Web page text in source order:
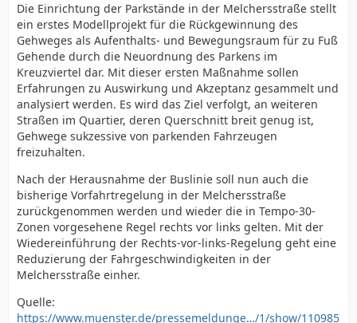
Die Einrichtung der Parkstände in der Melchersstraße stellt
ein erstes Modellprojekt für die Rückgewinnung des
Gehweges als Aufenthalts- und Bewegungsraum für zu Fuß
Gehende durch die Neuordnung des Parkens im
Kreuzviertel dar. Mit dieser ersten Maßnahme sollen
Erfahrungen zu Auswirkung und Akzeptanz gesammelt und
analysiert werden. Es wird das Ziel verfolgt, an weiteren
Straßen im Quartier, deren Querschnitt breit genug ist,
Gehwege sukzessive von parkenden Fahrzeugen
freizuhalten.
Nach der Herausnahme der Buslinie soll nun auch die
bisherige Vorfahrtregelung in der Melchersstraße
zurückgenommen werden und wieder die in Tempo-30-
Zonen vorgesehene Regel rechts vor links gelten. Mit der
Wiedereinführung der Rechts-vor-links-Regelung geht eine
Reduzierung der Fahrgeschwindigkeiten in der
Melchersstraße einher.
Quelle:
https://www.muenster.de/pressemeldunge…/1/show/110985